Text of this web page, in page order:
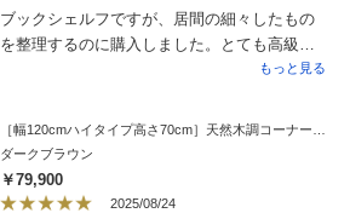
ブックシェルフですが、居間の細々したもの
を整理するのに購入しました。とても高級感
があり満足です。設置サービスも利用させて
だったのは、棚受け金具が1個不足していたた
め、星4個にしております。
もっと見る
ダークブラウン
￥79,900
2025/08/24